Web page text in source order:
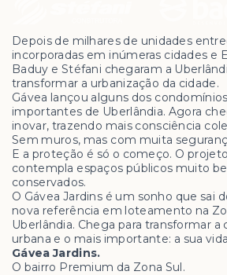
Depois de milhares de unidades
incorporadas em inúmeras cidades e
Baduy e Stéfani chegaram a
transformar a urbanização da cidade.
Gávea lançou alguns dos
importantes de Uberlândia. Agora
inovar, trazendo mais consciência
Sem muros, mas com muita
E a proteção é só o começo. O
contempla espaços públicos muito
conservados.
O Gávea Jardins é um sonho que sai
nova referência em loteamento na
Uberlândia. Chega para transformar a
urbana e o mais importante: a sua
Gávea Jardins.
O bairro Premium da Zona Sul.